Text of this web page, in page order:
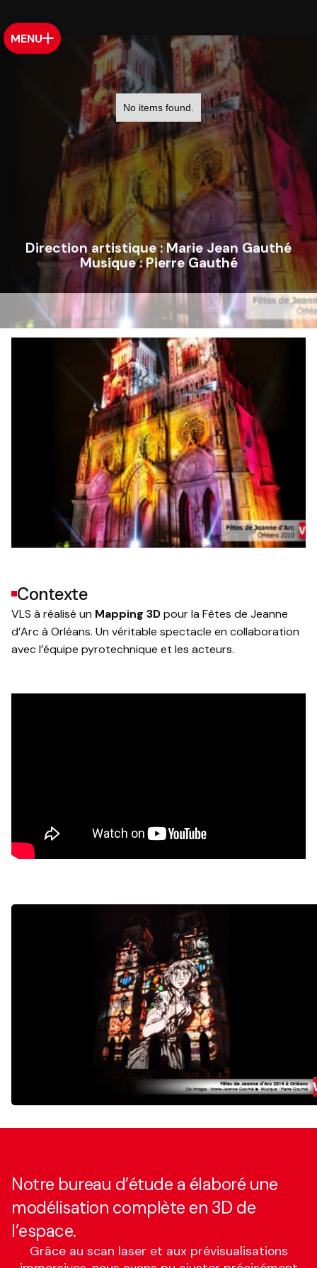
MENU
No items found.
Direction artistique :Marie Jean Gauthé
Musique :Pierre Gauthé
Contexte
VLS à réalisé un Mapping 3Dpour la Fêtes de Jeanne
d’Arc à Orléans. Un véritable spectacle en collaboration
avec l’équipe pyrotechnique et les acteurs.
Notre bureau d’étude a élaboré une
modélisation complète en 3D de
l’espace.
Grâce au scan laser et aux prévisualisations